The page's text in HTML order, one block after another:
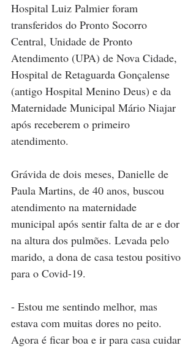
Hospital Luiz Palmier foram
transferidos do Pronto Socorro
Central, Unidade de Pronto
Atendimento (UPA) de Nova Cidade,
Hospital de Retaguarda Gonçalense
(antigo Hospital Menino Deus) e da
Maternidade Municipal Mário Niajar
após receberem o primeiro
atendimento.
Grávida de dois meses, Danielle de
Paula Martins, de 40 anos, buscou
atendimento na maternidade
municipal após sentir falta de ar e dor
na altura dos pulmões. Levada pelo
marido, a dona de casa testou positivo
para o Covid-19.
- Estou me sentindo melhor, mas
estava com muitas dores no peito.
Agora é ficar boa e ir para casa cuidar